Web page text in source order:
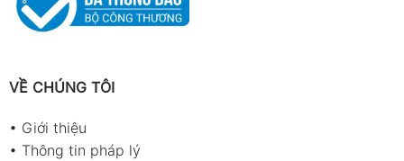
VỀ CHÚNG TÔI
• Giới thiệu
• Thông tin pháp lý